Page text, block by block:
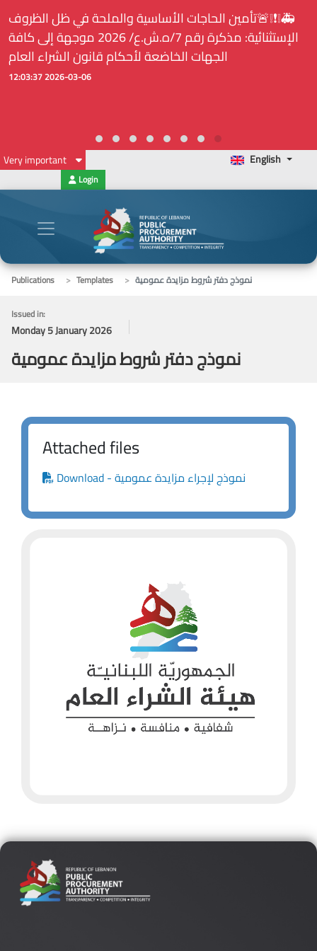
🚑❕❗❕🚨تأمين الحاجات الأساسية والملحة في ظل الظروف
الإستثنائية: مذكرة رقم 7/ه.ش.ع/ 2026 موجهة إلى كافة
الجهات الخاضعة لأحكام قانون الشراء العام
2026-03-06 12:03:37
Very important English
Login
Publications Templates نموذج دفتر شروط مزايدة عمومية
Issued in:
Monday 5 January 2026
نموذج دفتر شروط مزايدة عمومية
Attached files
Download - نموذج لإجراء مزايدة عمومية